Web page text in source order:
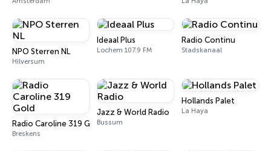
NPO Sterren NL
Hilversum
Ideaal Plus
Lochem 107.9 FM
Radio Continu
Stadskanaal
Radio Caroline 319 Gold
Breskens
Jazz & World Radio
Bussum
Hollands Palet
La Haya